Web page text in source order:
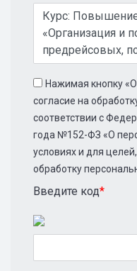
Нажимая кнопку
согласие на
соответствии с
года №152-ФЗ «О
условиях и для
обработку
Введите код*